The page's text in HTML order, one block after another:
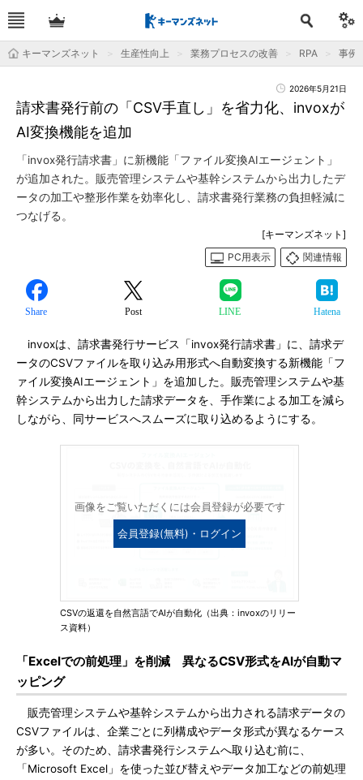
キーマンズネット 生産性向上 業務プロセスの改善 RPA 事例
2026年5月21日
請求書発行前の「CSV手直し」を省力化、invoxが
AI変換機能を追加
「invox発行請求書」に新機能「ファイル変換AIエージェント」
が追加された。販売管理システムや基幹システムから出力したデ
ータの加工や整形作業を効率化し、請求書発行業務の負担軽減に
つなげる。
[キーマンズネット]
PC用表示
関連情報
Share Post LINE Hatena
invoxは、請求書発行サービス「invox発行請求書」に、請求デ
ータのCSVファイルを取り込み用形式へ自動変換する新機能「フ
ァイル変換AIエージェント」を追加した。販売管理システムや基
幹システムから出力した請求データを、手作業による加工を減ら
しながら、同サービスへスムーズに取り込めるようにする。
画像をご覧いただくには会員登録が必要です
会員登録(無料)・ログイン
CSVの返還を自然言語でAIが自動化（出典：invoxのリリー
ス資料）
「Excelでの前処理」を削減 異なるCSV形式をAIが自動マ
ッピング
販売管理システムや基幹システムから出力される請求データの
CSVファイルは、企業ごとに列構成やデータ形式が異なるケース
が多い。そのため、請求書発行システムへ取り込む前に、
「Microsoft Excel」を使った並び替えやデータ加工などの前処理